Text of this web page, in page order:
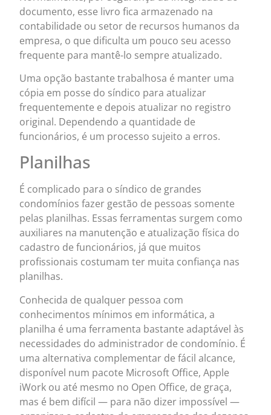
documento, esse livro fica armazenado na
contabilidade ou setor de recursos humanos da
empresa, o que dificulta um pouco seu acesso
frequente para mantê-lo sempre atualizado.
Uma opção bastante trabalhosa é manter uma
cópia em posse do síndico para atualizar
frequentemente e depois atualizar no registro
original. Dependendo a quantidade de
funcionários, é um processo sujeito a erros.
Planilhas
É complicado para o síndico de grandes
condomínios fazer gestão de pessoas somente
pelas planilhas. Essas ferramentas surgem como
auxiliares na manutenção e atualização física do
cadastro de funcionários, já que muitos
profissionais costumam ter muita confiança nas
planilhas.
Conhecida de qualquer pessoa com
conhecimentos mínimos em informática, a
planilha é uma ferramenta bastante adaptável às
necessidades do administrador de condomínio. É
uma alternativa complementar de fácil alcance,
disponível num pacote Microsoft Office, Apple
iWork ou até mesmo no Open Office, de graça,
mas é bem difícil — para não dizer impossível —